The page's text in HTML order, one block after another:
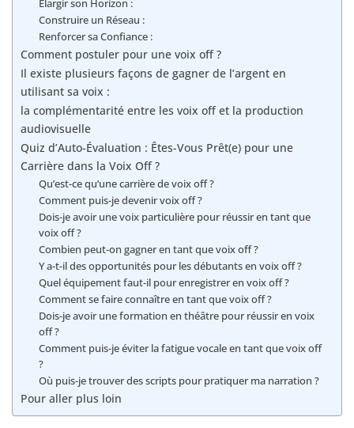
Élargir son Horizon :
Construire un Réseau :
Renforcer sa Confiance :
Comment postuler pour une voix off ?
Il existe plusieurs façons de gagner de l’argent en
utilisant sa voix :
la complémentarité entre les voix off et la production
audiovisuelle
Quiz d’Auto-Évaluation : Êtes-Vous Prêt(e) pour une
Carrière dans la Voix Off ?
Qu’est-ce qu’une carrière de voix off ?
Comment puis-je devenir voix off ?
Dois-je avoir une voix particulière pour réussir en tant que
voix off ?
Combien peut-on gagner en tant que voix off ?
Y a-t-il des opportunités pour les débutants en voix off ?
Quel équipement faut-il pour enregistrer en voix off ?
Comment se faire connaître en tant que voix off ?
Dois-je avoir une formation en théâtre pour réussir en voix
off ?
Comment puis-je éviter la fatigue vocale en tant que voix off
?
Où puis-je trouver des scripts pour pratiquer ma narration ?
Pour aller plus loin